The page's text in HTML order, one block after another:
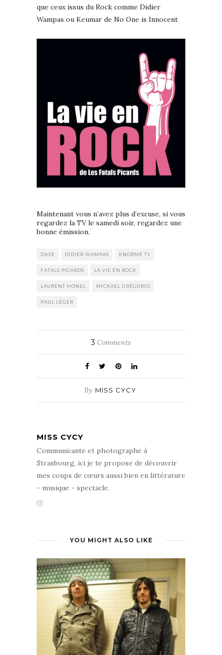
que ceux issus du Rock comme Didier
Wampas ou Keumar de No One is Innocent
Maintenant vous n’avez plus d’excuse, si vous
regardez la TV le samedi soir, regardez une
bonne émission.
DAVE DIDIER WAMPAS ENORME TV
FATALS PICARDS LA VIE EN ROCK
LAURENT HONEL MICKAEL GRÉGORIO
PAUL LÉGER
3 Comments
By MISS CYCY
MISS CYCY
Communicante et photographe à
Strasbourg, ici je te propose de découvrir
mes coups de cœurs aussi bien en littérature
- musique - spectacle.
YOU MIGHT ALSO LIKE